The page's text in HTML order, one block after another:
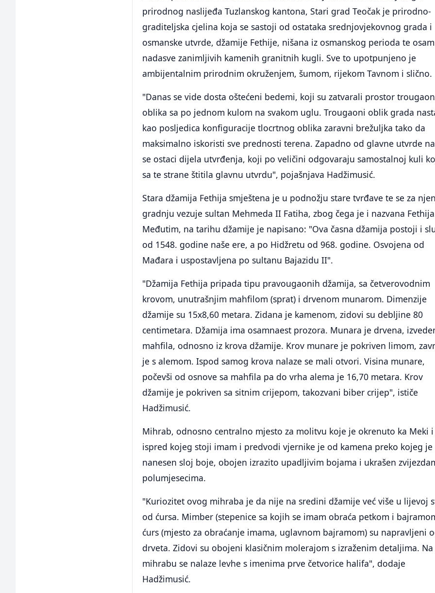
prirodnog naslijeđa Tuzlanskog kantona, Stari grad Teočak je prirodno-
graditeljska cjelina koja se sastoji od ostataka srednjovjekovnog grada i
osmanske utvrde, džamije Fethije, nišana iz osmanskog perioda te osam
nadasve zanimljivih kamenih granitnih kugli. Sve to upotpunjeno je
ambijentalnim prirodnim okruženjem, šumom, rijekom Tavnom i slično.
"Danas se vide dosta oštećeni bedemi, koji su zatvarali prostor
oblika sa po jednom kulom na svakom uglu. Trougaoni oblik grada
kao posljedica konfiguracije tlocrtnog oblika zaravni brežuljka tako da
maksimalno iskoristi sve prednosti terena. Zapadno od glavne utvrde
se ostaci dijela utvrđenja, koji po veličini odgovaraju samostalnoj kuli
sa te strane štitila glavnu utvrdu", pojašnjava Hadžimusić.
Stara džamija Fethija smještena je u podnožju stare tvrđave te se za
gradnju vezuje sultan Mehmeda II Fatiha, zbog čega je i nazvana
Međutim, na tarihu džamije je napisano: "Ova časna džamija postoji i
od 1548. godine naše ere, a po Hidžretu od 968. godine. Osvojena od
Mađara i uspostavljena po sultanu Bajazidu II".
"Džamija Fethija pripada tipu pravougaonih džamija, sa četverovodnim
krovom, unutrašnjim mahfilom (sprat) i drvenom munarom. Dimenzije
džamije su 15x8,60 metara. Zidana je kamenom, zidovi su debljine 80
centimetara. Džamija ima osamnaest prozora. Munara je drvena,
mahfila, odnosno iz krova džamije. Krov munare je pokriven limom,
je s alemom. Ispod samog krova nalaze se mali otvori. Visina munare,
počevši od osnove sa mahfila pa do vrha alema je 16,70 metara. Krov
džamije je pokriven sa sitnim crijepom, takozvani biber crijep", ističe
Hadžimusić.
Mihrab, odnosno centralno mjesto za molitvu koje je okrenuto ka Meki i
ispred kojeg stoji imam i predvodi vjernike je od kamena preko kojeg je
nanesen sloj boje, obojen izrazito upadljivim bojama i ukrašen
polumjesecima.
"Kuriozitet ovog mihraba je da nije na sredini džamije već više u lijevoj
od ćursa. Mimber (stepenice sa kojih se imam obraća petkom i
ćurs (mjesto za obraćanje imama, uglavnom bajramom) su napravljeni
drveta. Zidovi su obojeni klasičnim molerajom s izraženim detaljima. Na
mihrabu se nalaze levhe s imenima prve četvorice halifa", dodaje
Hadžimusić.